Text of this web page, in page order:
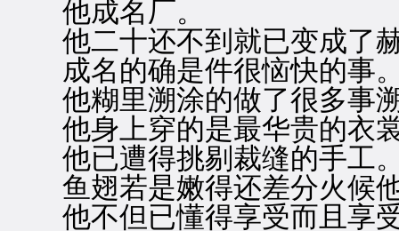
他成名厂。
他二十还不到就已变成了赫
成名的确是件很恼快的事
他糊里溯涂的做了很多事
他身上穿的是最华贵的衣裳
他已遭得挑剔裁缝的手工
鱼翅若是嫩得还差分火候他
他不但已懂得享受而且享